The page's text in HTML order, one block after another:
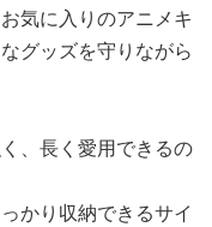
気に入りのアニメキ
グッズを守りながら
、長く愛用できるの
かり収納できるサイ